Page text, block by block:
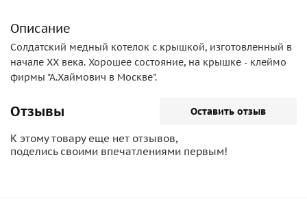
Описание
Солдатский медный котелок с крышкой, изготовленный в
начале ХХ века. Хорошее состояние, на крышке - клеймо
фирмы "А.Хаймович в Москве".
Отзывы Оставить отзыв
К этому товару еще нет отзывов,
поделись своими впечатлениями первым!